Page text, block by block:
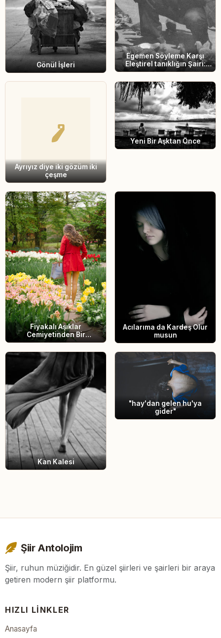
Gönül İşleri
Egemen Söyleme Karşı
Eleştirel tanıklığın Şairi:
Nizâr Kabbânî
Ayrıyız diye iki gözüm iki
çeşme
Yeni Bir Aşktan Önce
Fiyakalı Aşıklar
Cemiyetinden Bir
Müzeyyen
Acılarıma da Kardeş Olur
musun
Kan Kalesi
"hay'dan gelen hu'ya
gider"
Şiir Antolojim
Şiir, ruhun müziğidir. En güzel şiirleri ve şairleri bir araya
getiren modern şiir platformu.
HIZLI LINKLER
Anasayfa